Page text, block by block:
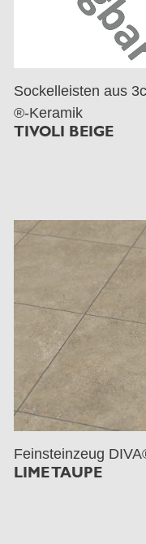
Sockelleisten aus
®-Keramik
TIVOLI BEIGE
Feinsteinzeug
LIME TAUPE